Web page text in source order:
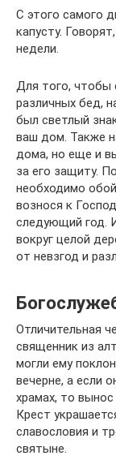
С этого самого
капусту.
недели.
Для того, чтобы
различных бед,
был светлый
ваш дом. Также
дома, но еще и
за его защиту.
необходимо
вознося к
следующий год.
вокруг целой
от невзгод и
Отличительная
священник из
могли ему
вечерне, а если
храмах, то
Крест
славословия и
святыне.